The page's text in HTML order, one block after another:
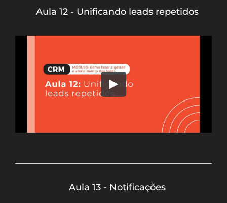
Aula 12 - Unificando leads repetidos
Aula 13 - Notificações